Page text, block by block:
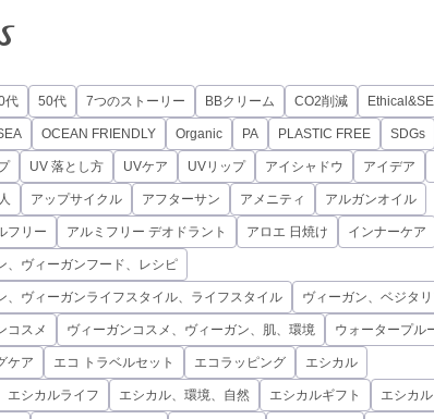
代 50代 7つのストーリー BBクリーム CO2削減
OCEAN FRIENDLY Organic PA PLASTIC FREE SDGs
UV 落とし方 UVケア UVリップ アイシャドウ アイデア
アップサイクル アフターサン アメニティ アルガンオイル
フリー アルミフリー デオドラント アロエ 日焼け インナーケア
、ヴィーガンフード、レシピ
、ヴィーガンライフスタイル、ライフスタイル ヴィーガン、ベジタ
コスメ ヴィーガンコスメ、ヴィーガン、肌、環境 ウォータープル
ケア エコ トラベルセット エコラッピング エシカル
エシカルライフ エシカル、環境、自然 エシカルギフト エシカ